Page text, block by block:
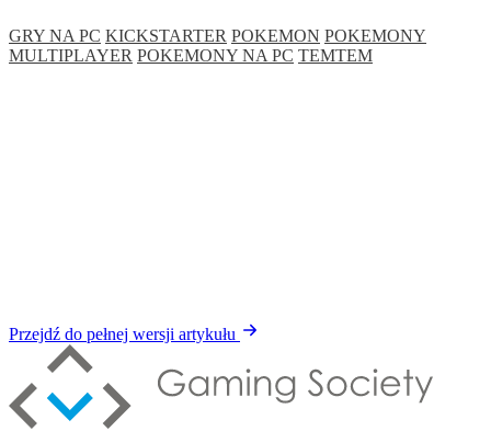
GRY NA PC KICKSTARTER POKEMON POKEMONY
MULTIPLAYER POKEMONY NA PC TEMTEM
Przejdź do pełnej wersji artykułu